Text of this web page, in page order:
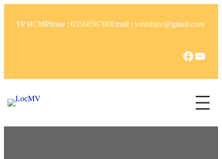
TP HCMPhone : 0356856700Email : vminhloc@gmail.com